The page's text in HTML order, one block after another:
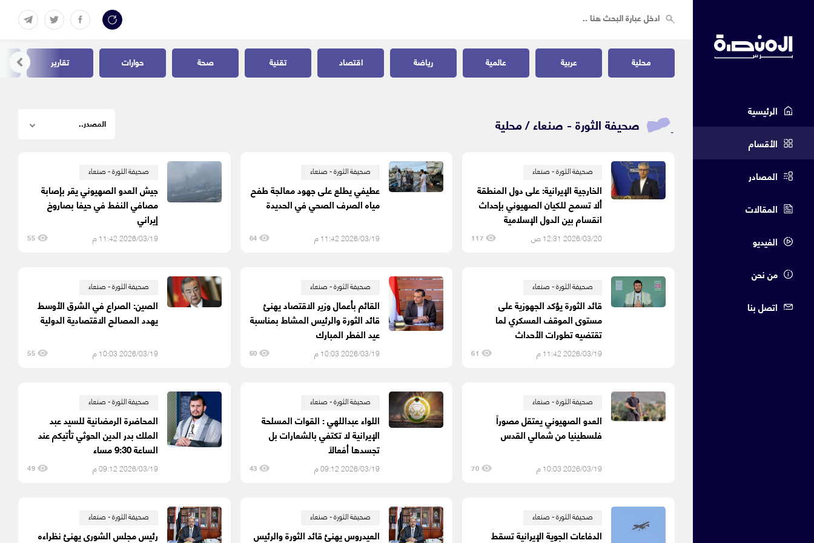
الرئيسية
الأقسام
المصادر
المقالات
الفيديو
من نحن
اتصل بنا
محلية عربية عالمية رياضة اقتصاد تقنية صحة حوارات تقارير
صحيفة الثورة - صنعاء /محلية
صحيفة الثورة - صنعاء
الخارجية الإيرانية: على دول المنطقة
ألا تسمح للكيان الصهيوني بإحداث
انقسام بين الدول الإسلامية
2026/03/20 12:31 ص 117
صحيفة الثورة - صنعاء
عطيفي يطلع على جهود معالجة طفح
مياه الصرف الصحي في الحديدة
2026/03/19 11:42 م 64
صحيفة الثورة - صنعاء
جيش العدو الصهيوني يقر بإصابة
مصافي النفط في حيفا بصاروخ
إيراني
2026/03/19 11:42 م 55
صحيفة الثورة - صنعاء
قائد الثورة يؤكد الجهوزية على
مستوى الموقف العسكري لما
تقتضيه تطورات الأحداث
2026/03/19 11:42 م 61
صحيفة الثورة - صنعاء
القائم بأعمال وزير الاقتصاد يهنئ
قائد الثورة والرئيس المشاط بمناسبة
عيد الفطر المبارك
2026/03/19 10:03 م 60
صحيفة الثورة - صنعاء
الصين: الصراع في الشرق الأوسط
يهدد المصالح الاقتصادية الدولية
2026/03/19 10:03 م 55
صحيفة الثورة - صنعاء
العدو الصهيوني يعتقل مصوراً
فلسطينيا من شمالي القدس
2026/03/19 10:03 م 70
صحيفة الثورة - صنعاء
اللواء عبداللهي : القوات المسلحة
الإيرانية لا تكتفي بالشعارات بل
تجسدها أفعالاً
2026/03/19 09:12 م 43
صحيفة الثورة - صنعاء
المحاضرة الرمضانية للسيد عبد
الملك بدر الدين الحوثي تأتيكم عند
الساعة 9:30 مساء
2026/03/19 09:12 م 49
صحيفة الثورة - صنعاء
الدفاعات الجوية الإيرانية تسقط
صحيفة الثورة - صنعاء
العيدروس يهنئ قائد الثورة والرئيس
صحيفة الثورة - صنعاء
رئيس مجلس الشورى يهنئ نظراءه